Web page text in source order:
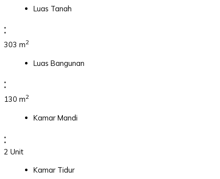
Luas Tanah
:
303 m2
Luas Bangunan
:
130 m2
Kamar Mandi
:
2 Unit
Kamar Tidur